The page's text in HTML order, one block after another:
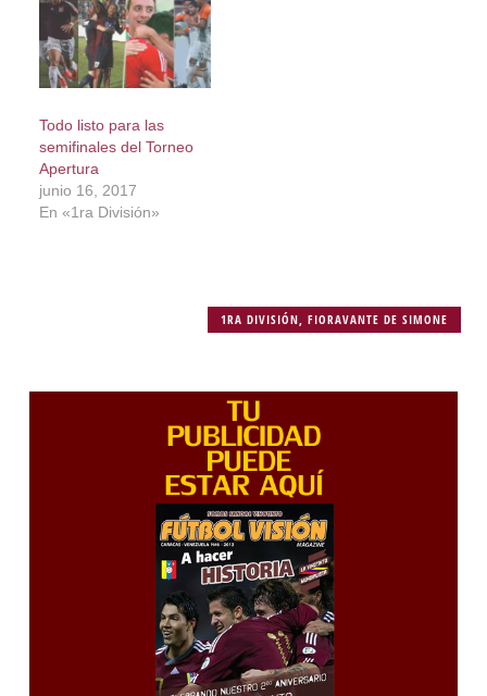
Todo listo para las
semifinales del Torneo
Apertura
junio 16, 2017
En «1ra División»
1RA DIVISIÓN ,FIORAVANTE DE SIMONE